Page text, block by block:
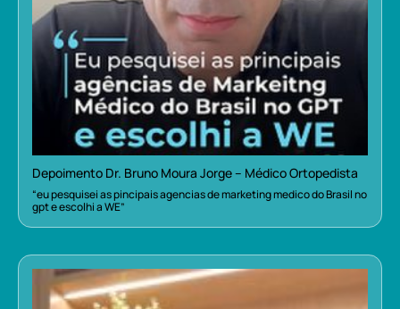
Depoimento Dr. Bruno Moura Jorge – Médico Ortopedista
“eu pesquisei as pincipais agencias de marketing medico do Brasil no
gpt e escolhi a WE”